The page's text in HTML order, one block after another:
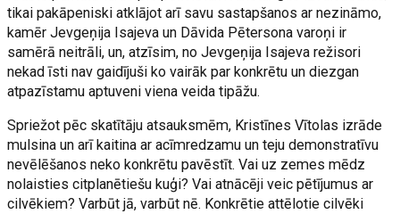
tikai pakāpeniski atklājot arī savu sastapšanos ar nezināmo,
kamēr Jevgeņija Isajeva un Dāvida Pētersona varoņi ir
samērā neitrāli, un, atzīsim, no Jevgeņija Isajeva režisori
nekad īsti nav gaidījuši ko vairāk par konkrētu un diezgan
atpazīstamu aptuveni viena veida tipāžu.
Spriežot pēc skatītāju atsauksmēm, Kristīnes Vītolas izrāde
mulsina un arī kaitina ar acīmredzamu un teju demonstratīvu
nevēlēšanos neko konkrētu pavēstīt. Vai uz zemes mēdz
nolaisties citplanētiešu kuģi? Vai atnācēji veic pētījumus ar
cilvēkiem? Varbūt jā, varbūt nē. Konkrētie attēlotie cilvēki